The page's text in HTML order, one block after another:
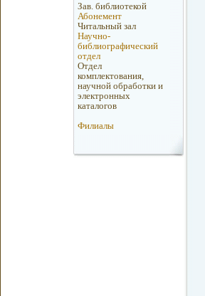
Зав. библиотекой
Абонемент
Читальный зал
Научно-
библиографический
отдел
Отдел
комплектования,
научной обработки и
электронных
каталогов
Филиалы